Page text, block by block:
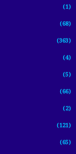
(1)
(68)
(363)
(4)
(5)
(66)
(2)
(121)
(65)